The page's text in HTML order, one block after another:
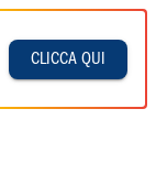
CLICCA QUI